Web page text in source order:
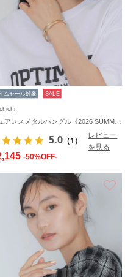
ムセール対象 SALE
5.0 （1）
レビュー
を見る
-50%OFF-